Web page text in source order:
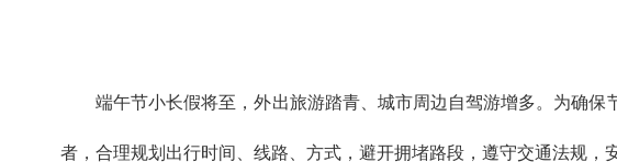
端午节小长假将至，外出旅游踏青、城市周边自驾游增多。为确
者，合理规划出行时间、线路、方式，避开拥堵路段，遵守交通法规，